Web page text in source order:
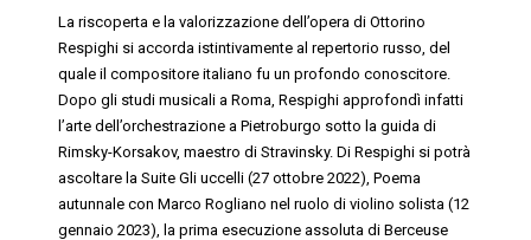
La riscoperta e la valorizzazione dell’opera di Ottorino
Respighi si accorda istintivamente al repertorio russo, del
quale il compositore italiano fu un profondo conoscitore.
Dopo gli studi musicali a Roma, Respighi approfondì infatti
l’arte dell’orchestrazione a Pietroburgo sotto la guida di
Rimsky-Korsakov, maestro di Stravinsky. Di Respighi si potrà
ascoltare la SuiteGli uccelli (27 ottobre 2022),Poema
autunnale con Marco Rogliano nel ruolo di violino solista (12
gennaio 2023), la prima esecuzione assoluta diBerceuse